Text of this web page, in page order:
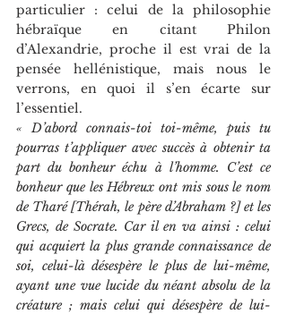
particulier : celui de la philosophie
hébraïque en citant Philon
d’Alexandrie, proche il est vrai de la
pensée hellénistique, mais nous le
verrons, en quoi il s’en écarte sur
l’essentiel.
« D’abord connais-toi toi-même, puis tu
pourras t’appliquer avec succès à obtenir ta
part du bonheur échu à l’homme. C’est ce
bonheur que les Hébreux ont mis sous le nom
de Tharé [Thérah, le père d’Abraham ?] et les
Grecs, de Socrate. Car il en va ainsi : celui
qui acquiert la plus grande connaissance de
soi, celui-là désespère le plus de lui-même,
ayant une vue lucide du néant absolu de la
créature ; mais celui qui désespère de lui-